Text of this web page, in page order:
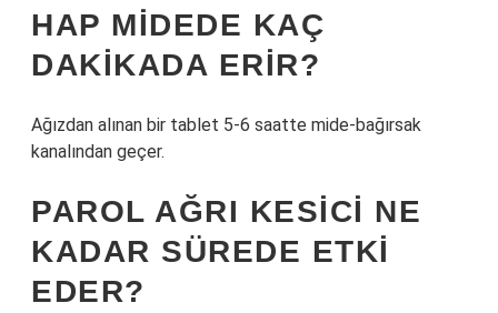
HAP MIDEDE KAÇ
DAKIKADA ERIR?
Ağızdan alınan bir tablet 5-6 saatte mide-bağırsak
kanalından geçer.
PAROL AĞRI KESICI NE
KADAR SÜREDE ETKI
EDER?